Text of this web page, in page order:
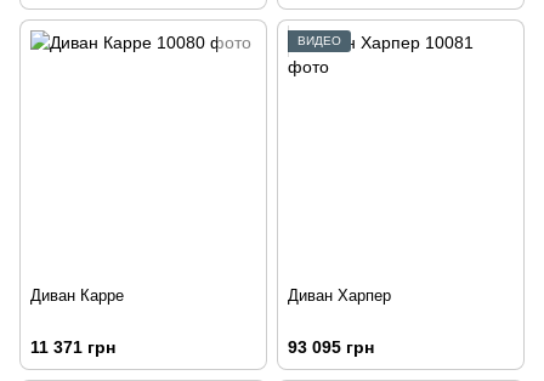
Диван Карре
11 371 грн
ВИДЕО
Диван Харпер
93 095 грн